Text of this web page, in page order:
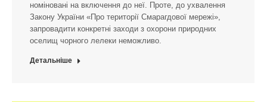
номіновані на включення до неї. Проте, до ухвалення
Закону України «Про території Смарагдової мережі»,
запровадити конкретні заходи з охорони природних
оселищ чорного лелеки неможливо.
Детальніше